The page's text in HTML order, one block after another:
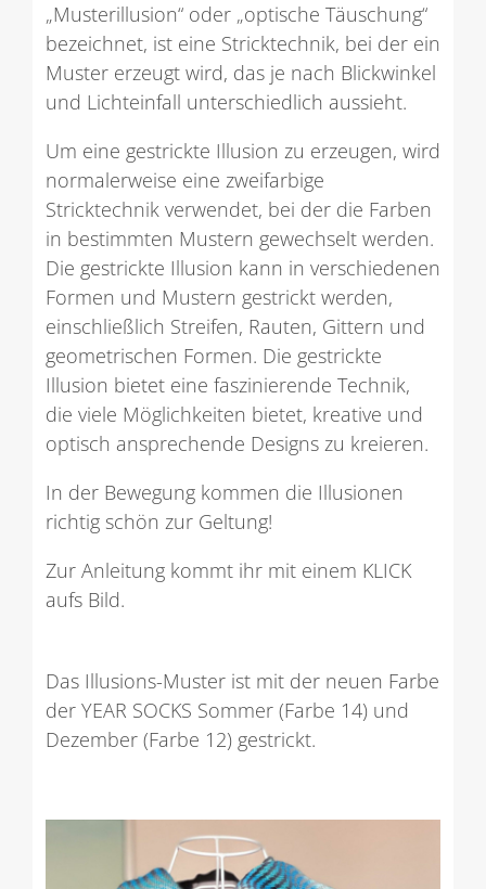
„Musterillusion“ oder „optische Täuschung“
bezeichnet, ist eine Stricktechnik, bei der ein
Muster erzeugt wird, das je nach Blickwinkel
und Lichteinfall unterschiedlich aussieht.
Um eine gestrickte Illusion zu erzeugen, wird
normalerweise eine zweifarbige
Stricktechnik verwendet, bei der die Farben
in bestimmten Mustern gewechselt werden.
Die gestrickte Illusion kann in verschiedenen
Formen und Mustern gestrickt werden,
einschließlich Streifen, Rauten, Gittern und
geometrischen Formen. Die gestrickte
Illusion bietet eine faszinierende Technik,
die viele Möglichkeiten bietet, kreative und
optisch ansprechende Designs zu kreieren.
In der Bewegung kommen die Illusionen
richtig schön zur Geltung!
Zur Anleitung kommt ihr mit einem KLICK
aufs Bild.
Das Illusions-Muster ist mit der neuen Farbe
der YEAR SOCKS Sommer (Farbe 14) und
Dezember (Farbe 12) gestrickt.